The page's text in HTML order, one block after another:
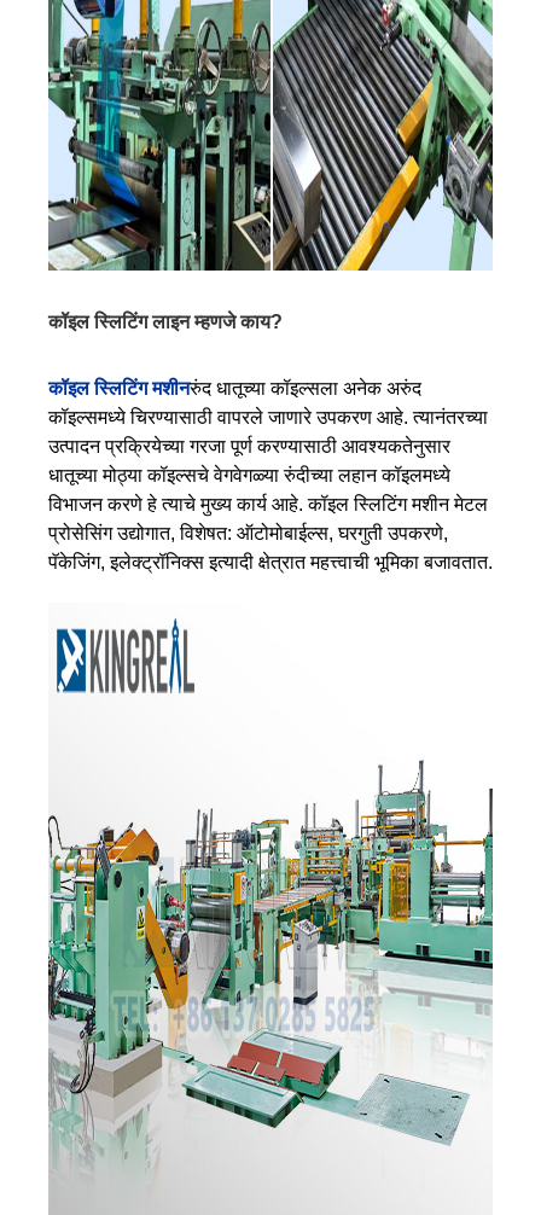
कॉइल स्लिटिंग लाइन म्हणजे काय?
कॉइल स्लिटिंग मशीनरुंद धातूच्या कॉइल्सला अनेक अरुंद
कॉइल्समध्ये चिरण्यासाठी वापरले जाणारे उपकरण आहे. त्यानंतरच्या
उत्पादन प्रक्रियेच्या गरजा पूर्ण करण्यासाठी आवश्यकतेनुसार
धातूच्या मोठ्या कॉइल्सचे वेगवेगळ्या रुंदीच्या लहान कॉइलमध्ये
विभाजन करणे हे त्याचे मुख्य कार्य आहे. कॉइल स्लिटिंग मशीन मेटल
प्रोसेसिंग उद्योगात, विशेषत: ऑटोमोबाईल्स, घरगुती उपकरणे,
पॅकेजिंग, इलेक्ट्रॉनिक्स इत्यादी क्षेत्रात महत्त्वाची भूमिका बजावतात.